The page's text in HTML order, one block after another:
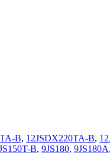
B, 12JSDX220TA-B,
B, 9JS180, 9JS180A,